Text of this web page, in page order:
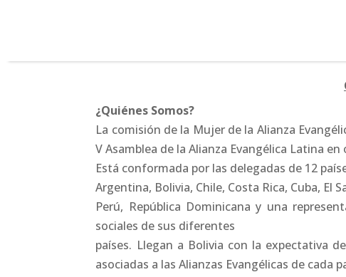
¿Quiénes Somos?
La comisión de la Mujer de la Alianza
V Asamblea de la Alianza Evangélica Latina en
Está conformada por las delegadas de 12
Argentina, Bolivia, Chile, Costa Rica, Cuba, El
Perú, República Dominicana y una
sociales de sus diferentes
países. Llegan a Bolivia con la expectativa
asociadas a las Alianzas Evangélicas de